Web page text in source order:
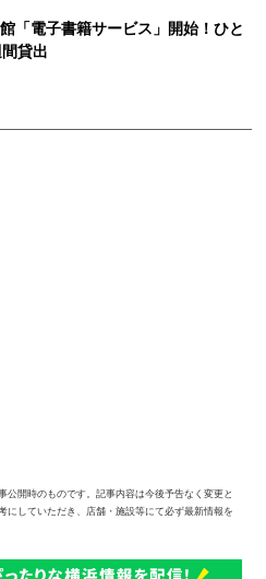
「電子書籍サービス」開始！ひと
貸出
開時のものです。記事内容は今後予告なく変更と
にしていただき、店舗・施設等にて必ず最新情報を